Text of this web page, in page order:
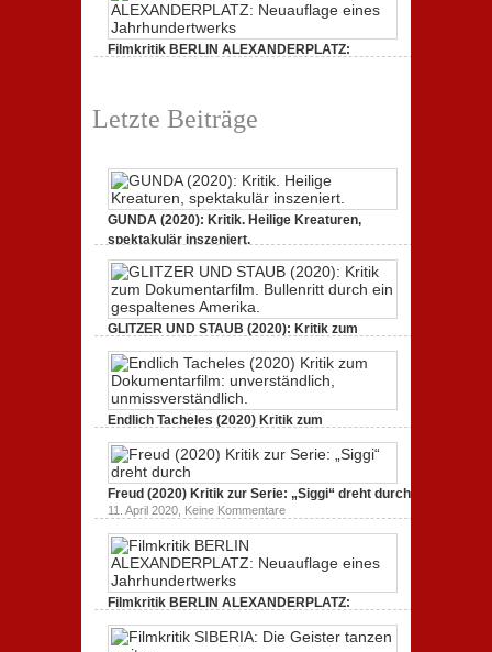
unmissverständlich.
zur
dreht
durch
Filmkritik BERLIN ALEXANDERPLATZ:
Letzte Beiträge
GUNDA (2020): Kritik. Heilige Kreaturen,
spektakulär inszeniert.
GUNDA
(2020):
Kritik.
Kreaturen,
spektakulär
GLITZER UND STAUB (2020): Kritik zum
Dokumentarfilm. Bullenritt durch ein
gespaltenes Amerika.
3. Oktober 2020,Keine Kommentarezu
UND
STAUB
Kritik
zum
Bullenritt
durch
ein
Endlich Tacheles (2020) Kritik zum
Dokumentarfilm: unverständlich,
unmissverständlich.
19. Mai 2020,Keine Kommentare
Endlich
Tacheles
(2020)
unverständlich,
Freud (2020) Kritik zur Serie: „Siggi“ dreht durch
11. April 2020, Keine Kommentarezu
Freud
(2020)
zur
dreht
durch
Filmkritik BERLIN ALEXANDERPLATZ:
Neuauflage eines Jahrhundertwerks
1. März 2020,Keine Kommentarezu